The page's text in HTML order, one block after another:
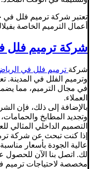
تعتبر شركة ترميم فلل في
أعمال الترميم الخاصة
شركة ترميم فلل
شركة ترميم فلل في
وترميم الفلل في
في مجال الترميم، مما
العملاء.
بالإضافة إلى ذلك، فإن
وتجديد المطابخ
التصميم الداخلي المثالي
إذا كنت تبحث عن شركة
عالية الجودة بأسعار
لك. اتصل بنا الآن
مخصصة لاحتياجات ترميم